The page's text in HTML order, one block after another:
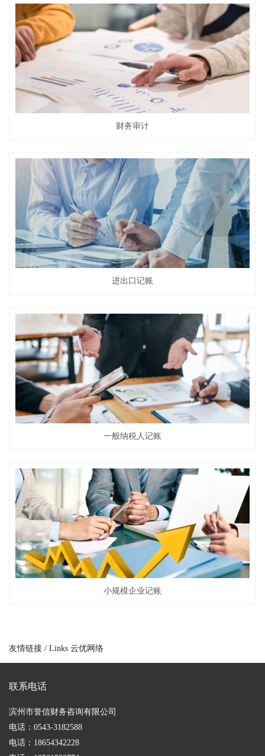
财务审计
进出口记账
一般纳税人记账
小规模企业记账
友情链接 / Links 云优网络
联系电话
滨州市誉信财务咨询有限公司
电话：0543-3182588
电话：18654342228